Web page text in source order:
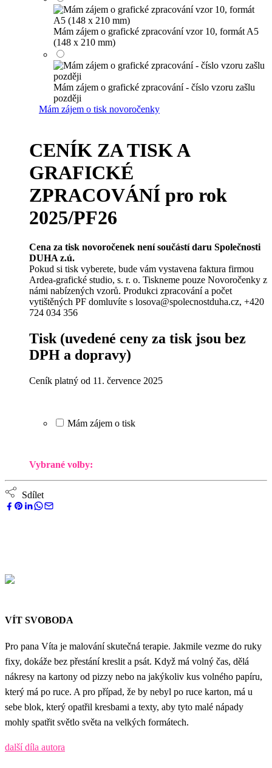
Mám zájem o grafické zpracování vzor 10, formát A5
(148 x 210 mm)
Mám zájem o grafické zpracování - číslo vzoru zašlu
později
Mám zájem o tisk novoročenky
CENÍK ZA TISK A
GRAFICKÉ
ZPRACOVÁNÍ pro rok
2025/PF26
Cena za tisk novoročenek není součástí daru Společnosti
DUHA z.ú.
Pokud si tisk vyberete, bude vám vystavena faktura firmou
Ardea-grafické studio, s. r. o. Tiskneme pouze Novoročenky z
námi nabízených vzorů. Produkci zpracování a počet
vytištěných PF domluvíte s losova@spolecnostduha.cz, +420
724 034 356
Tisk (uvedené ceny za tisk jsou bez
DPH a dopravy)
Ceník platný od 11. července 2025
Mám zájem o tisk
Vybrané volby:
Sdílet
VÍT SVOBODA
Pro pana Víta je malování skutečná terapie. Jakmile vezme do ruky
fixy, dokáže bez přestání kreslit a psát. Když má volný čas, dělá
nákresy na kartony od pizzy nebo na jakýkoliv kus volného papíru,
který má po ruce. A pro případ, že by nebyl po ruce karton, má u
sebe blok, který opatřil kresbami a texty, aby tyto malé nápady
mohly spatřit světlo světa na velkých formátech.
další díla autora